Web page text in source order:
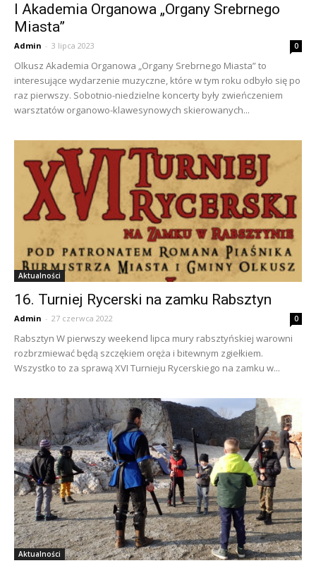
I Akademia Organowa „Organy Srebrnego
Miasta”
Admin - 3 lipca 2023 0
Olkusz Akademia Organowa „Organy Srebrnego Miasta” to
interesujące wydarzenie muzyczne, które w tym roku odbyło się po
raz pierwszy. Sobotnio-niedzielne koncerty były zwieńczeniem
warsztatów organowo-klawesynowych skierowanych...
Aktualności
16. Turniej Rycerski na zamku Rabsztyn
Admin - 27 czerwca 2022 0
Rabsztyn W pierwszy weekend lipca mury rabsztyńskiej warowni
rozbrzmiewać będą szczękiem oręża i bitewnym zgiełkiem.
Wszystko to za sprawą XVI Turnieju Rycerskiego na zamku w...
Aktualności